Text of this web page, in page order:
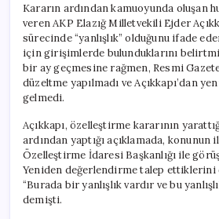
Kararın ardından kamuoyunda oluşan
veren AKP Elazığ Milletvekili Ejder
sürecinde “yanlışlık” olduğunu ifade
için girişimlerde bulunduklarını
bir ay geçmesine rağmen, Resmi
düzeltme yapılmadı ve Açıkkapı’dan
gelmedi.
Açıkkapı, özelleştirme kararının
ardından yaptığı açıklamada, konunun
Özelleştirme İdaresi Başkanlığı ile
Yeniden değerlendirme talep ettiklerini
“Burada bir yanlışlık vardır ve bu
demişti.